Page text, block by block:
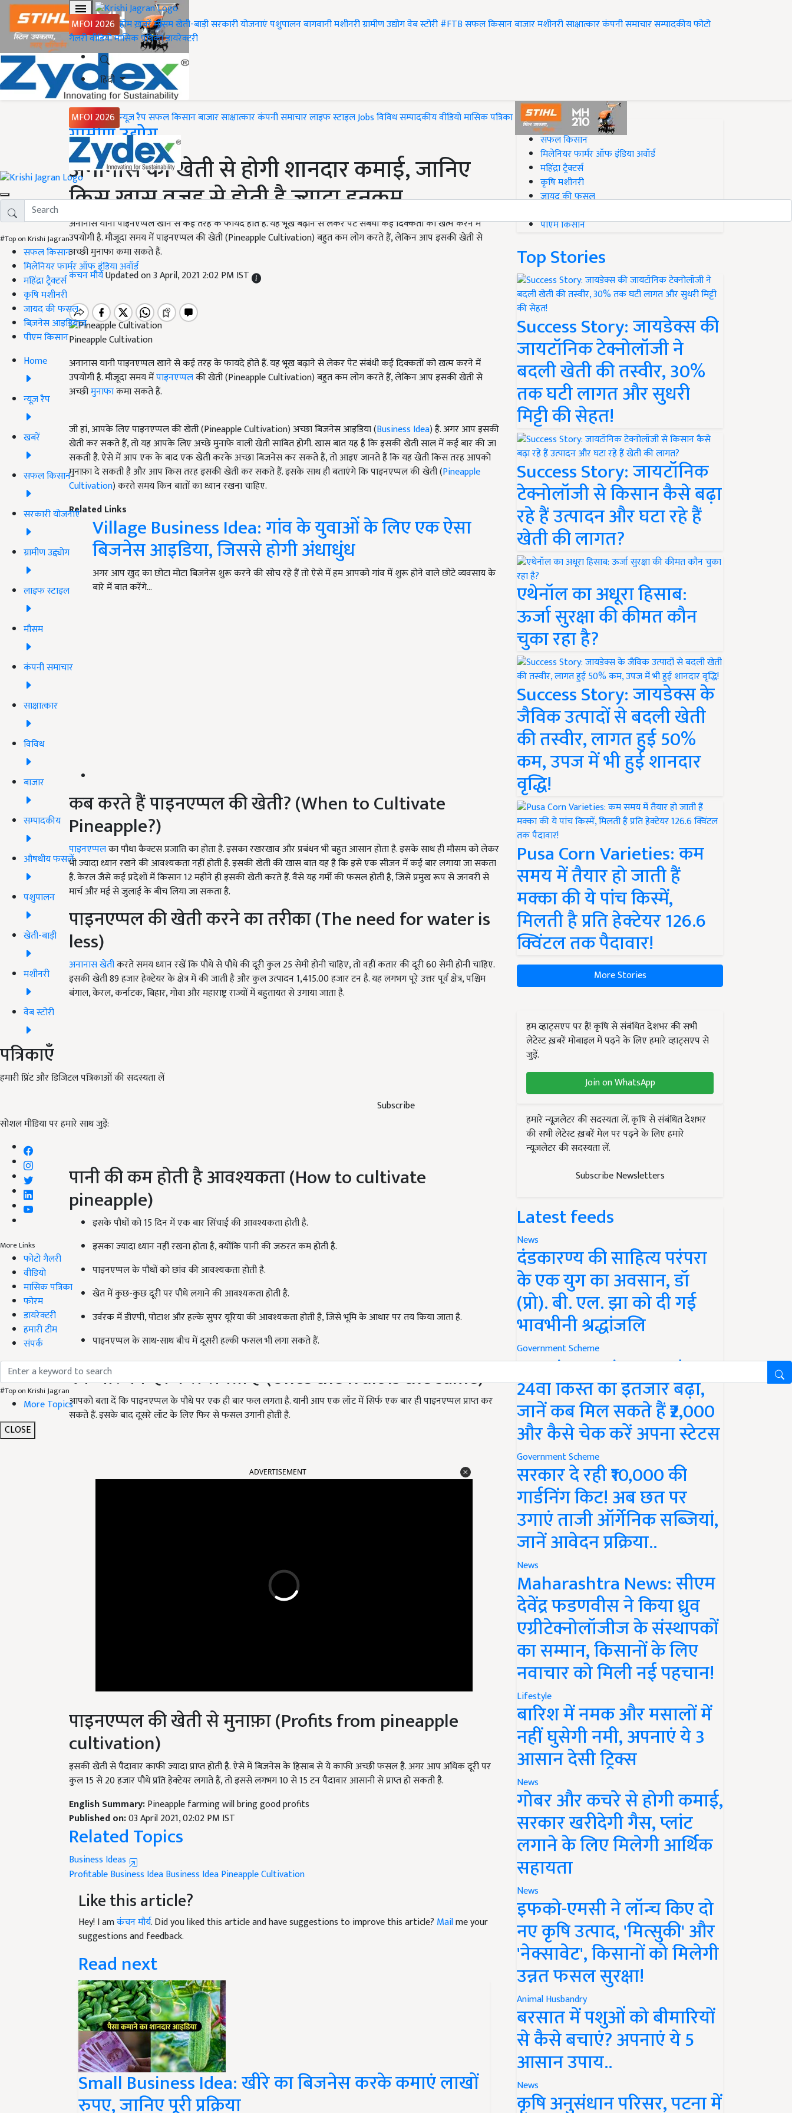
MFOI 2026 होमख़बरेंमौसमखेती-बाड़ीसरकारी योजनाएंपशुपालनबागवानीमशीनरीग्रामीण उद्योगवेब स्टोरी#FTBसफल किसानबाजारमशीनरीसाक्षात्कारकंपनी समाचारसम्पादकीयफोटो
गैलरीवीडियोमासिक पत्रिकाडायरेक्टरी
हिंदी
MFOI 2026 न्यूज़ रैपसफल किसानबाजारसाक्षात्कारकंपनी समाचारलाइफ स्टाइलJobsविविधसम्पादकीयवीडियोमासिक पत्रिका
#Top on Krishi Jagran
सफल किसान
मिलेनियर फार्मर ऑफ इंडिया अवॉर्ड
महिंद्रा ट्रैक्टर्स
कृषि मशीनरी
जायद की फसल
बिज़नेस आइडियाज
पीएम किसान
Home
न्यूज़ रैप
खबरें
सफल किसान
सरकारी योजनाएं
ग्रामीण उद्द्योग
लाइफ स्टाइल
मौसम
कंपनी समाचार
साक्षात्कार
विविध
बाजार
सम्पादकीय
औषधीय फसलें
पशुपालन
खेती-बाड़ी
मशीनरी
वेब स्टोरी
पत्रिकाएँ
हमारी प्रिंट और डिजिटल पत्रिकाओं की सदस्यता लें
Subscribe
सोशल मीडिया पर हमारे साथ जुड़ें:
More Links
फोटो गैलरी
वीडियो
मासिक पत्रिका
फोरम
डायरेक्टरी
हमारी टीम
संपर्क
#Top on Krishi Jagran
More Topics
CLOSE
Home
ग्रामीण उद्योग
अनानास की खेती से होगी शानदार कमाई, जानिए
किस खास वजह से होती है ज्यादा इनकम
अनानास यानी पाइनएप्पल खाने से कई तरह के फायदे होते हैं. यह भूख बढ़ाने से लेकर पेट संबंधी कई दिक्कतों को खत्म करने में
उपयोगी है. मौजूदा समय में पाइनएप्पल की खेती (Pineapple Cultivation) बहुत कम लोग करते हैं, लेकिन आप इसकी खेती से
अच्छी मुनाफा कमा सकते हैं.
कंचन मौर्यUpdated on 3 April, 2021 2:02 PM IST
Pineapple Cultivation
अनानास यानी पाइनएप्पल खाने से कई तरह के फायदे होते हैं. यह भूख बढ़ाने से लेकर पेट संबंधी कई दिक्कतों को खत्म करने में
उपयोगी है. मौजूदा समय मेंपाइनएप्पलकी खेती (Pineapple Cultivation) बहुत कम लोग करते हैं, लेकिन आप इसकी खेती से
अच्छीमुनाफाकमा सकते हैं.
जी हां, आपके लिए पाइनएप्पल की खेती (Pineapple Cultivation) अच्छा बिजनेस आइडिया (Business Idea) है. अगर आप इसकी
खेती कर सकते हैं, तो यह आपके लिए अच्छे मुनाफे वाली खेती साबित होगी. खास बात यह है कि इसकी खेती साल में कई बार की जा
सकती है. ऐसे में आप एक के बाद एक खेती करके अच्छा बिजनेस कर सकते हैं, तो आइए जानते हैं कि यह खेती किस तरह आपको
मुनाफ़ा दे सकती है और आप किस तरह इसकी खेती कर सकते हैं. इसके साथ ही बताएंगे कि पाइनएप्पल की खेती (Pineapple
Cultivation) करते समय किन बातों का ध्यान रखना चाहिए.
Related Links
Village Business Idea: गांव के युवाओं के लिए एक ऐसा
बिजनेस आइडिया, जिससे होगी अंधाधुंध
अगर आप खुद का छोटा मोटा बिजनेस शुरू करने की सोच रहे हैं तो ऐसे में हम आपको गांव में शुरू होने वाले छोटे व्यवसाय के
बारे में बात करेंगे…
कब करते हैं पाइनएप्पल की खेती? (When to Cultivate
Pineapple?)
पाइनएप्पलका पौधा कैक्टस प्रजाति का होता है. इसका रखरखाव और प्रबंधन भी बहुत आसान होता है. इसके साथ ही मौसम को लेकर
भी ज्यादा ध्यान रखने की आवश्यकता नहीं होती है. इसकी खेती की खास बात यह है कि इसे एक सीजन में कई बार लगाया जा सकता
है. केरल जैसे कई प्रदेशों में किसान 12 महीने ही इसकी खेती करते हैं. वैसे यह गर्मी की फसल होती है, जिसे प्रमुख रूप से जनवरी से
मार्च और मई से जुलाई के बीच लिया जा सकता है.
पाइनएप्पल की खेती करने का तरीका (The need for water is
less)
अनानास खेतीकरते समय ध्यान रखें कि पौधे से पौधे की दूरी कुल 25 सेमी होनी चाहिए, तो वहीं कतार की दूरी 60 सेमी होनी चाहिए.
इसकी खेती 89 हजार हेक्टेयर के क्षेत्र में की जाती है और कुल उत्पादन 1,415.00 हजार टन है. यह लगभग पूरे उत्तर पूर्व क्षेत्र, पश्चिम
बंगाल, केरल, कर्नाटक, बिहार, गोवा और महाराष्ट्र राज्यों में बहुतायत से उगाया जाता है.
पानी की कम होती है आवश्यकता (How to cultivate
pineapple)
इसके पौधों को 15 दिन में एक बार सिंचाई की आवश्यकता होती है.
इसका ज्यादा ध्यान नहीं रखना होता है, क्योंकि पानी की जरुरत कम होती है.
पाइनएप्पल के पौधों को छांव की आवश्यकता होती है.
खेत में कुछ-कुछ दूरी पर पौधे लगाने की आवश्यकता होती है.
उर्वरक में डीएपी, पोटाश और हल्के सुपर यूरिया की आवश्यकता होती है, जिसे भूमि के आधार पर तय किया जाता है.
पाइनएप्पल के साथ-साथ बीच में दूसरी हल्की फसल भी लगा सकते हैं.
एक बार एक ही फल लगता है (Once the fruit is the same)
आपको बता दें कि पाइनएप्पल के पौधे पर एक ही बार फल लगता है. यानी आप एक लॉट में सिर्फ एक बार ही पाइनएप्पल प्राप्त कर
सकते हैं. इसके बाद दूसरे लॉट के लिए फिर से फसल उगानी होती है.
पाइनएप्पल की खेती से मुनाफ़ा (Profits from pineapple
cultivation)
इसकी खेती से पैदावार काफी ज्यादा प्राप्त होती है. ऐसे में बिजनेस के हिसाब से ये काफी अच्छी फसल है. अगर आप अधिक दूरी पर
कुल 15 से 20 हजार पौधे प्रति हेक्टेयर लगाते हैं, तो इससे लगभग 10 से 15 टन पैदावार आसानी से प्राप्त हो सकती है.
English Summary:
Pineapple farming will bring good profits
Published on:03 April 2021, 02:02 PM IST
Related Topics
Business Ideas
Profitable Business Idea
Like this article?
Hey! I amकंचन मौर्य. Did you liked this article and have suggestions to improve this article?
suggestions and feedback.
Read next
Small Business Idea: खीरे का बिजनेस करके कमाएं लाखों
रुपए, जानिए पूरी प्रक्रिया
#Top on Krishi Jagran
सफल किसान
मिलेनियर फार्मर ऑफ इंडिया अवॉर्ड
महिंद्रा ट्रैक्टर्स
कृषि मशीनरी
जायद की फसल
पीएम किसान
Top Stories
Success Story: जायडेक्स की
जायटॉनिक टेक्नोलॉजी ने
बदली खेती की तस्वीर, 30%
तक घटी लागत और सुधरी
मिट्टी की सेहत!
Success Story: जायटॉनिक
टेक्नोलॉजी से किसान कैसे बढ़ा
रहे हैं उत्पादन और घटा रहे हैं
खेती की लागत?
एथेनॉल का अधूरा हिसाब:
ऊर्जा सुरक्षा की कीमत कौन
चुका रहा है?
Success Story: जायडेक्स के
जैविक उत्पादों से बदली खेती
की तस्वीर, लागत हुई 50%
कम, उपज में भी हुई शानदार
वृद्धि!
Pusa Corn Varieties: कम
समय में तैयार हो जाती हैं
मक्का की ये पांच किस्में,
मिलती है प्रति हेक्टेयर 126.6
क्विंटल तक पैदावार!
More Stories
हम व्हाट्सएप पर हैं! कृषि से संबंधित देशभर की सभी
लेटेस्ट ख़बरें मोबाइल में पढ़ने के लिए हमारे व्हाट्सएप से
जुड़ें.
Join on WhatsApp
हमारे न्यूज़लेटर की सदस्यता लें. कृषि से संबंधित देशभर
की सभी लेटेस्ट ख़बरें मेल पर पढ़ने के लिए हमारे
न्यूज़लेटर की सदस्यता लें.
Subscribe Newsletters
Latest feeds
News
दंडकारण्य की साहित्य परंपरा
के एक युग का अवसान, डॉ
(प्रो). बी. एल. झा को दी गई
भावभीनी श्रद्धांजलि
Government Scheme
PM Kisan Yojana Update:
24वीं किस्त का इंतजार बढ़ा,
जानें कब मिल सकते हैं ₹2,000
और कैसे चेक करें अपना स्टेटस
Government Scheme
सरकार दे रही ₹10,000 की
गार्डनिंग किट! अब छत पर
उगाएं ताजी ऑर्गेनिक सब्जियां,
जानें आवेदन प्रक्रिया..
News
Maharashtra News: सीएम
देवेंद्र फडणवीस ने किया ध्रुव
एग्रीटेक्नोलॉजीज के संस्थापकों
का सम्मान, किसानों के लिए
नवाचार को मिली नई पहचान!
Lifestyle
बारिश में नमक और मसालों में
नहीं घुसेगी नमी, अपनाएं ये 3
आसान देसी ट्रिक्स
News
गोबर और कचरे से होगी कमाई,
सरकार खरीदेगी गैस, प्लांट
लगाने के लिए मिलेगी आर्थिक
सहायता
News
इफको-एमसी ने लॉन्च किए दो
नए कृषि उत्पाद, 'मित्सुकी' और
'नेक्सावेट', किसानों को मिलेगी
उन्नत फसल सुरक्षा!
Animal Husbandry
बरसात में पशुओं को बीमारियों
से कैसे बचाएं? अपनाएं ये 5
आसान उपाय..
News
कृषि अनुसंधान परिसर, पटना में